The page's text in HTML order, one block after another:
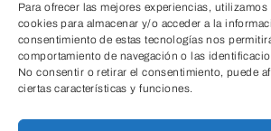
Para ofrecer las mejores experiencias,
cookies para almacenar y/o acceder a la
consentimiento de estas tecnologías nos
comportamiento de navegación o las
No consentir o retirar el consentimiento, puede
ciertas características y funciones.